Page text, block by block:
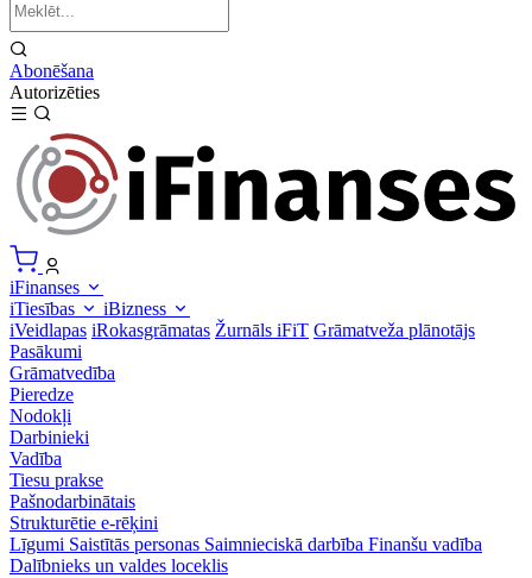
Abonēšana
Autorizēties
iFinanses
iTiesības
iBizness
iVeidlapas iRokasgrāmatas Žurnāls iFiT Grāmatveža plānotājs
Pasākumi
Grāmatvedība
Pieredze
Nodokļi
Darbinieki
Vadība
Tiesu prakse
Pašnodarbinātais
Strukturētie e-rēķini
Līgumi Saistītās personas Saimnieciskā darbība Finanšu vadība
Dalībnieks un valdes loceklis